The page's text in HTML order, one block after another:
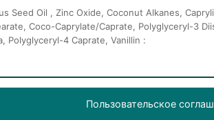
Seed Oil , Zinc Oxide, Coconut Alkanes,
Coco-Caprylate/Caprate, Polyglyceryl-3
Polyglyceryl-4 Caprate, Vanillin :
Пользовательское